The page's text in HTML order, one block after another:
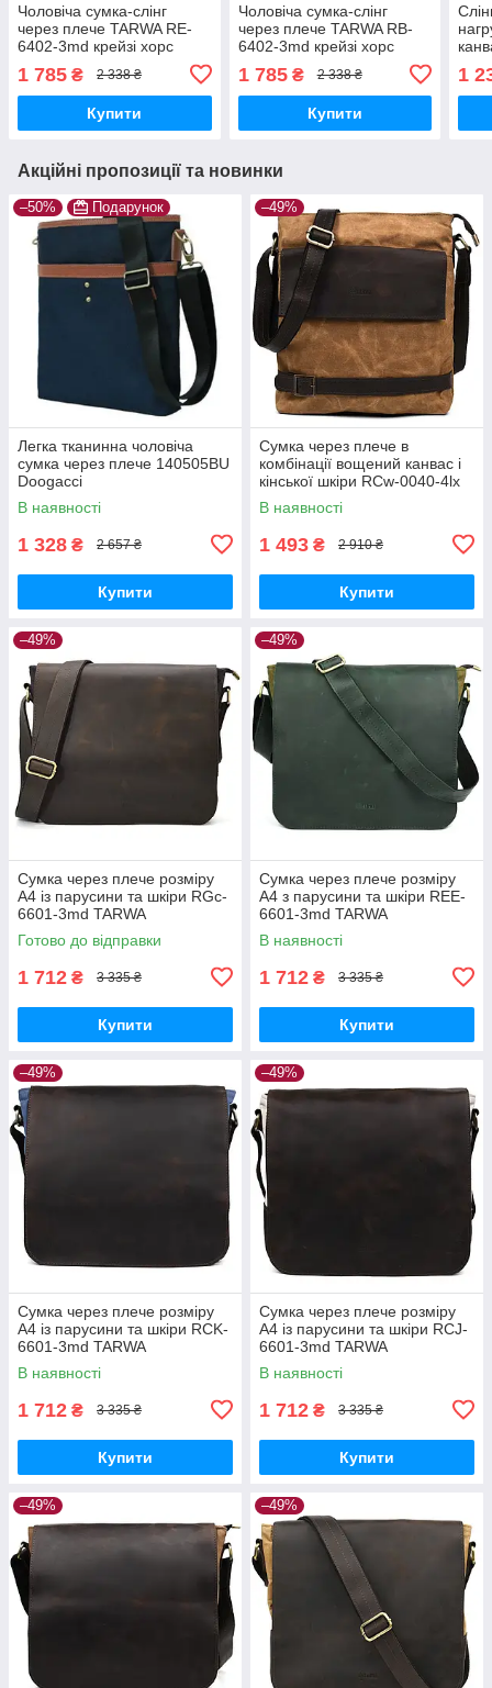
Чоловіча сумка-слінг
через плече TARWA RE-
6402-3md крейзі хорс
1 785 ₴ 2 338 ₴
Купити
Чоловіча сумка-слінг
через плече TARWA RB-
6402-3md крейзі хорс
1 785₴ 2 338 ₴
Купити
1
Акційні пропозиції та новинки
–50% Подарунок
Легка тканинна чоловіча
сумка через плече 140505BU
Doogacci
В наявності
1 328 ₴ 2 657 ₴
Купити
–49%
Сумка через плече в
комбінації вощений канвас і
кінської шкіри RCw-0040-4lx
TARWA
В наявності
1 493 ₴ 2 910 ₴
Купити
–49%
Сумка через плече розміру
А4 із парусини та шкіри RGc-
6601-3md TARWA
Готово до відправки
1 712 ₴ 3 335 ₴
Купити
–49%
Сумка через плече розміру
А4 з парусини та шкіри REE-
6601-3md TARWA
В наявності
1 712 ₴ 3 335 ₴
Купити
–49%
Сумка через плече розміру
А4 із парусини та шкіри RCK-
6601-3md TARWA
В наявності
1 712 ₴ 3 335 ₴
Купити
–49%
Сумка через плече розміру
А4 із парусини та шкіри RCJ-
6601-3md TARWA
В наявності
1 712 ₴ 3 335 ₴
Купити
–49% –49%